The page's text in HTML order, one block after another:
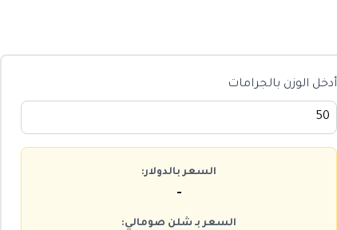
أدخل الوزن بالجرامات
السعر بالدولار:
-
السعر بـ شلن صومالي: